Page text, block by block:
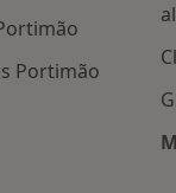
Portimão
relacionados em